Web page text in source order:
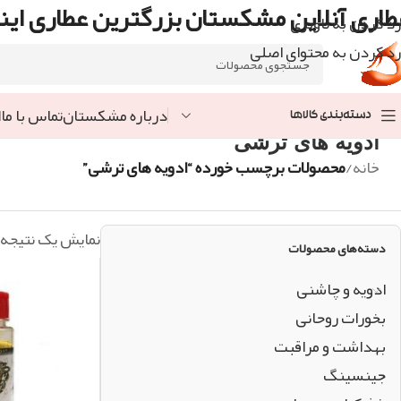
رد کردن به ناوبری
رد کردن به محتوای اصلی
آنلاین مشکستان بزرگترین عطاری
دسته‌بندی کالاها درباره مشکستانتماس با ما
ادویه های ترشی
خانه/محصولات برچسب خورده “ادویه های ترشی”
دسته‌های محصولات
ادویه و چاشنی
بخورات روحانی
بهداشت و مراقبت
جینسینگ
نمایش یک نتیجه